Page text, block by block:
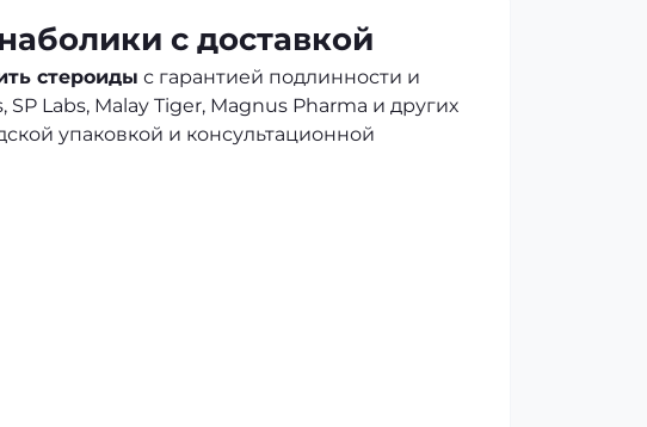
с доставкой
стероиды с гарантией подлинности и
Labs, Malay Tiger, Magnus Pharma и других
упаковкой и консультационной